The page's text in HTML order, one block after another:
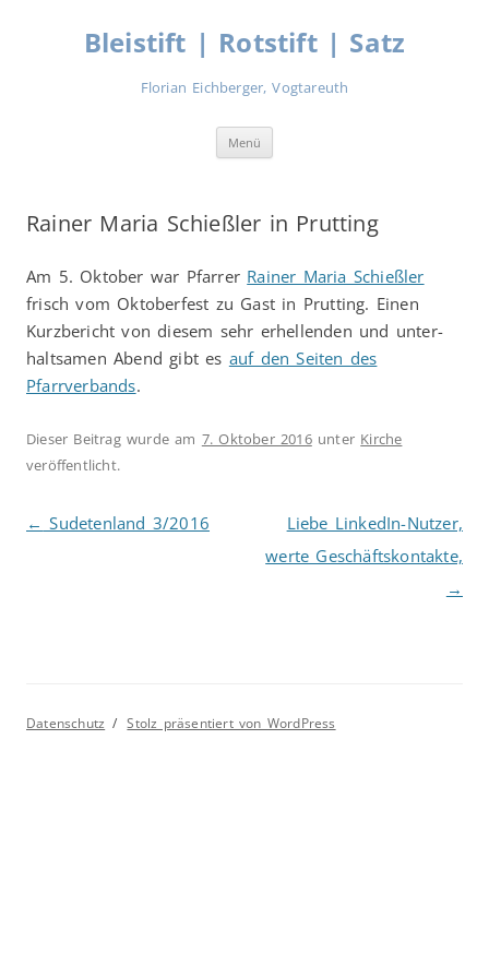
springenBleistift | Rotstift | Satz
Florian Eichberger, Vogtareuth
Menü
Rainer Maria Schießler in Prutting
Am 5. Oktober war Pfarrer Rainer Maria Schießler
frisch vom Oktober­fest zu Gast in Prutting. Einen
Kurz­bericht von diesem sehr erhellenden und unter­
haltsamen Abend gibt es auf den Seiten des
Pfarrverbands.
Dieser Beitrag wurde am 7. Oktober 2016unter Kirche
veröffentlicht.
Beitragsnavigation
← Sudetenland 3/2016
Liebe LinkedIn-Nutzer,
werte Geschäftskontakte,
→
Datenschutz Stolz präsentiert von WordPress